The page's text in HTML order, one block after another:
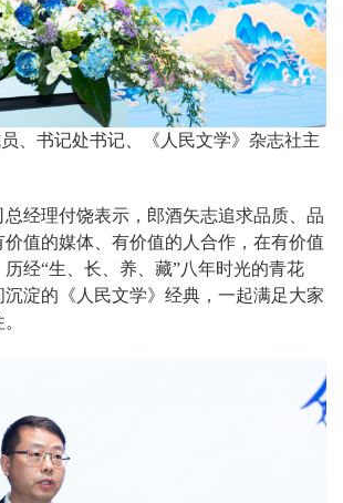
、书记处书记、《人民文学》杂志社主
经理付饶表示，郎酒矢志追求品质、品
值的媒体、有价值的人合作，在有价值
经“生、长、养、藏”八年时光的青花
淀的《人民文学》经典，一起满足大家